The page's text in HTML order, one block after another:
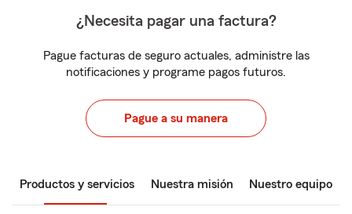
¿Necesita pagar una factura?
Pague facturas de seguro actuales, administre las
notificaciones y programe pagos futuros.
Pague a su manera
Productos y servicios Nuestra misión Nuestro equipo